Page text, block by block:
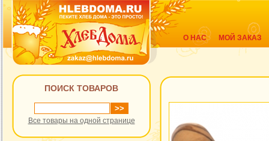
О НАС МОЙ ЗАКАЗ
ПОИСК ТОВАРОВ
Все товары на одной странице